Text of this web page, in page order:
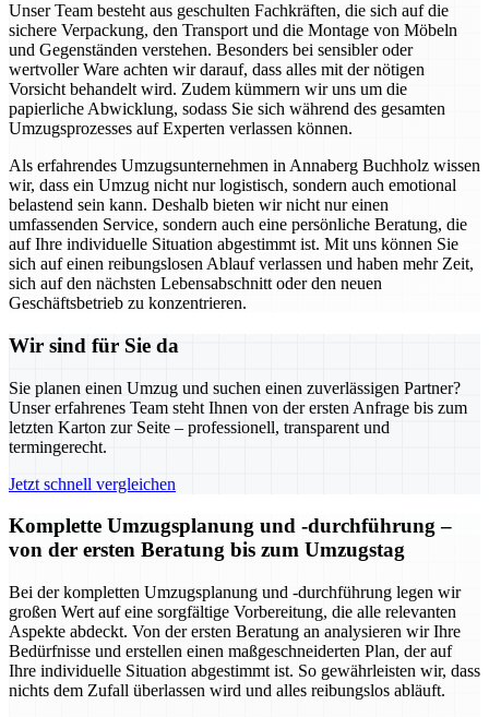
Unser Team besteht aus geschulten Fachkräften, die sich auf die
sichere Verpackung, den Transport und die Montage von Möbeln
und Gegenständen verstehen. Besonders bei sensibler oder
wertvoller Ware achten wir darauf, dass alles mit der nötigen
Vorsicht behandelt wird. Zudem kümmern wir uns um die
papierliche Abwicklung, sodass Sie sich während des gesamten
Umzugsprozesses auf Experten verlassen können.
Als erfahrendes Umzugsunternehmen in Annaberg Buchholz wissen
wir, dass ein Umzug nicht nur logistisch, sondern auch emotional
belastend sein kann. Deshalb bieten wir nicht nur einen
umfassenden Service, sondern auch eine persönliche Beratung, die
auf Ihre individuelle Situation abgestimmt ist. Mit uns können Sie
sich auf einen reibungslosen Ablauf verlassen und haben mehr Zeit,
sich auf den nächsten Lebensabschnitt oder den neuen
Geschäftsbetrieb zu konzentrieren.
Wir sind für Sie da
Sie planen einen Umzug und suchen einen zuverlässigen Partner?
Unser erfahrenes Team steht Ihnen von der ersten Anfrage bis zum
letzten Karton zur Seite – professionell, transparent und
termingerecht.
Jetzt schnell vergleichen
Komplette Umzugsplanung und -durchführung –
von der ersten Beratung bis zum Umzugstag
Bei der kompletten Umzugsplanung und -durchführung legen wir
großen Wert auf eine sorgfältige Vorbereitung, die alle relevanten
Aspekte abdeckt. Von der ersten Beratung an analysieren wir Ihre
Bedürfnisse und erstellen einen maßgeschneiderten Plan, der auf
Ihre individuelle Situation abgestimmt ist. So gewährleisten wir, dass
nichts dem Zufall überlassen wird und alles reibungslos abläuft.